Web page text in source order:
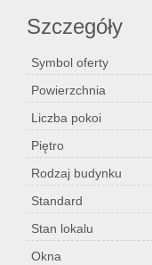
Szczegóły
Symbol oferty
Powierzchnia
Liczba pokoi
Piętro
Rodzaj budynku
Standard
Stan lokalu
Okna